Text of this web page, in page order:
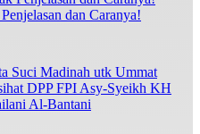
dan Caranya!